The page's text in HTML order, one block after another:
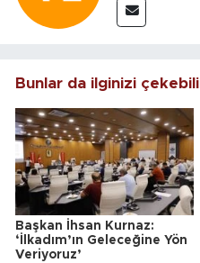
Bunlar da ilginizi
Başkan İhsan Kurnaz:
‘İlkadım’ın Geleceğine Yön
Veriyoruz’